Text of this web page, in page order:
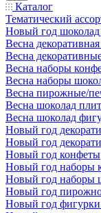
Каталог
Тематический
Новый год
Весна
Весна
Весна наборы
Весна наборы
Весна пирожные/
Весна шоколад
Весна шоколад
Новый год
Новый год
Новый год конфеты
Новый год наборы
Новый год наборы
Новый год
Новый год